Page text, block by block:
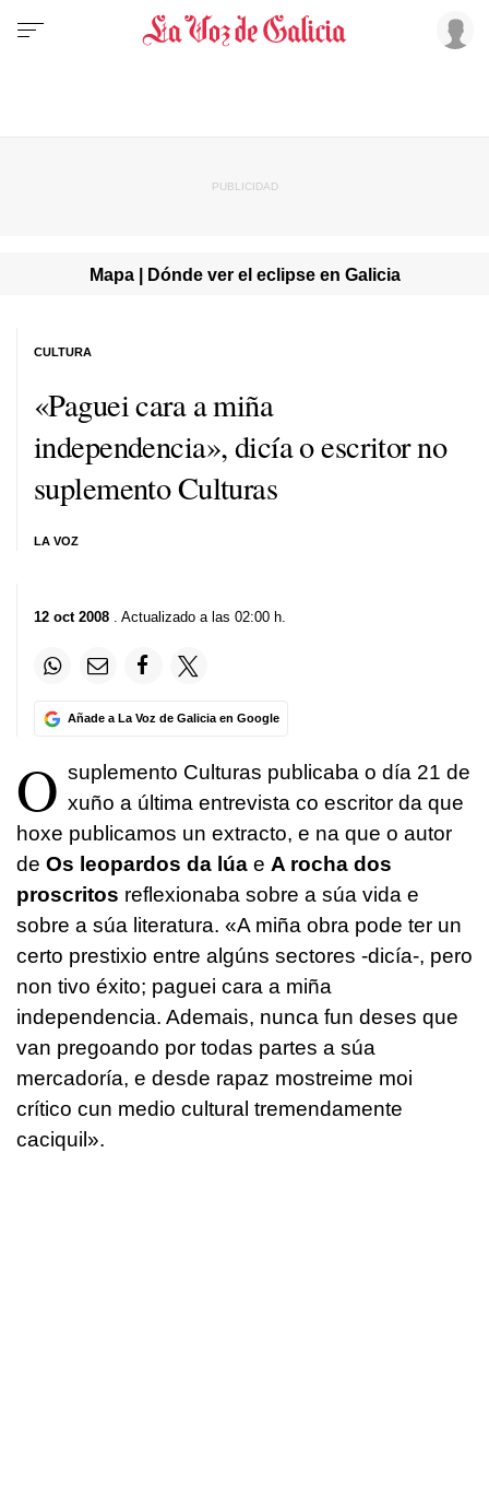
Mapa | Dónde ver el eclipse en Galicia
«Paguei cara a miña
independencia», dicía o escritor no
suplemento Culturas
LA VOZ
CULTURA
12 oct 2008 . Actualizado a las 02:00 h.
Añade a La Voz de Galicia en Google
O suplemento Culturas publicaba o día 21 de
xuño a última entrevista co escritor da que
hoxe publicamos un extracto, e na que o autor
de Os leopardos da lúa e A rocha dos
proscritos reflexionaba sobre a súa vida e
sobre a súa literatura. «A miña obra pode ter un
certo prestixio entre algúns sectores -dicía-, pero
non tivo éxito; paguei cara a miña
independencia. Ademais, nunca fun deses que
van pregoando por todas partes a súa
mercadoría, e desde rapaz mostreime moi
crítico cun medio cultural tremendamente
caciquil».